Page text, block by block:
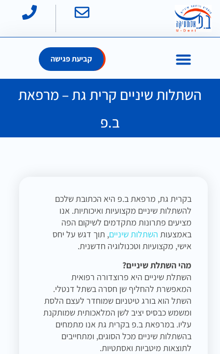
קביעת פגישה
השתלות שיניים קרית גת – מרפאת
ב.פ
בקרית גת, מרפאת ב.פ היא הכתובת שלכם
להשתלות שיניים מקצועיות ואיכותיות. אנו
מציעים פתרונות מתקדמים לשיקום הפה
באמצעות השתלות שיניים, תוך דגש על יחס
אישי, מקצועיות וטכנולוגיה חדשנית.
מהי השתלת שיניים?
השתלת שיניים היא פרוצדורה רפואית
המאפשרת להחליף שן חסרה בשתל דנטלי.
השתל הוא בורג טיטניום שמוחדר לעצם הלסת
ומשמש כבסיס יציב לשן המלאכותית שמותקנת
עליו. במרפאת ב.פ בקרית גת אנו מתמחים
בהשתלות שיניים מכל הסוגים, ומתחייבים
לתוצאות מיטביות ואסתטיות.